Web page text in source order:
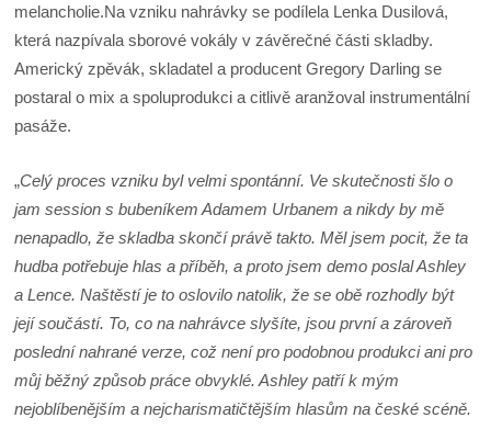
melancholie.Na vzniku nahrávky se podílela Lenka Dusilová,
která nazpívala sborové vokály v závěrečné části skladby.
Americký zpěvák, skladatel a producent Gregory Darling se
postaral o mix a spoluprodukci a citlivě aranžoval instrumentální
pasáže.
„Celý proces vzniku byl velmi spontánní. Ve skutečnosti šlo o
jam session s bubeníkem Adamem Urbanem a nikdy by mě
nenapadlo, že skladba skončí právě takto. Měl jsem pocit, že ta
hudba potřebuje hlas a příběh, a proto jsem demo poslal Ashley
a Lence. Naštěstí je to oslovilo natolik, že se obě rozhodly být
její součástí. To, co na nahrávce slyšíte, jsou první a zároveň
poslední nahrané verze, což není pro podobnou produkci ani pro
můj běžný způsob práce obvyklé. Ashley patří k mým
nejoblíbenějším a nejcharismatičtějším hlasům na české scéně.